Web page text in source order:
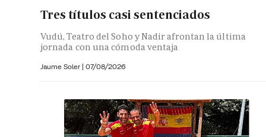
Tres títulos casi sentenciados
Vudú, Teatro del Soho y Nadir afrontan la última
jornada con una cómoda ventaja
Jaume Soler | 07/08/2026